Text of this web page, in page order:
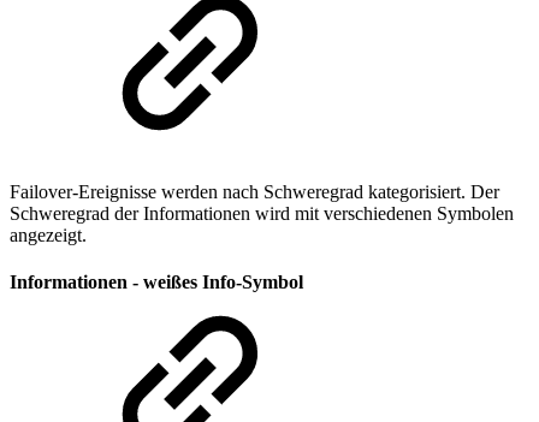
Failover-Ereignisse werden nach Schweregrad kategorisiert. Der
Schweregrad der Informationen wird mit verschiedenen Symbolen
angezeigt.
Informationen - weißes Info-Symbol